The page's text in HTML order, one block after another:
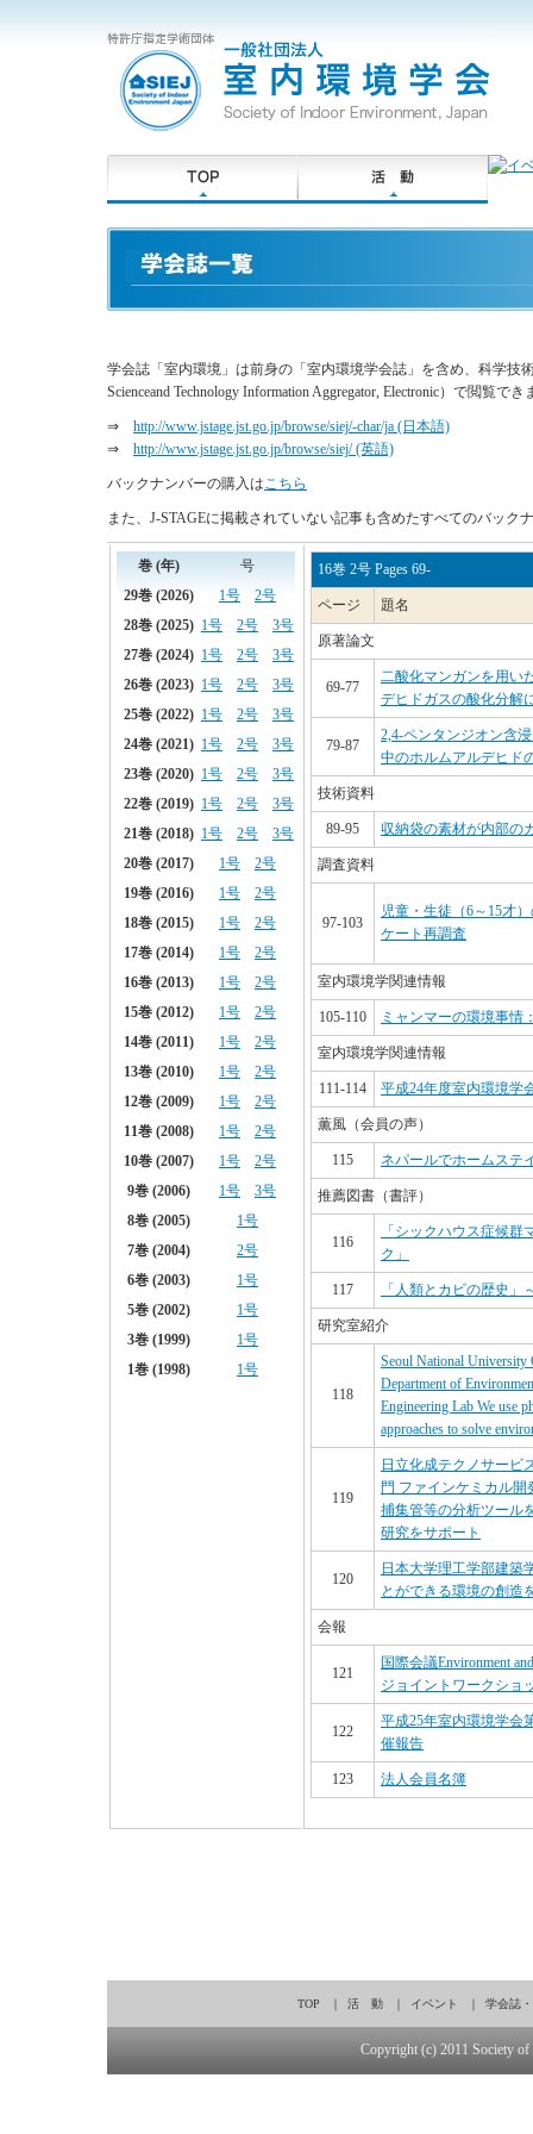
学会誌「室内環境」は前身の「室内環境学会誌」を含め、科学技
Scienceand Technology Information Aggregator, Electronic）で閲覧で
⇒ http://www.jstage.jst.go.jp/browse/siej/-char/ja (日本語)
⇒ http://www.jstage.jst.go.jp/browse/siej/ (英語)
バックナンバーの購入はこちら
また、J-STAGEに掲載されていない記事も含めたすべてのバック
16巻 2号 Pages 69-
ページ 題名
原著論文
69-77
二酸化マンガンを用い
デヒドガスの酸化分解
79-87
2,4-ペンタンジオン含
中のホルムアルデヒド
技術資料
89-95 収納袋の素材が内部の
調査資料
97-103
児童・生徒（6～15才
ケート再調査
室内環境学関連情報
105-110 ミャンマーの環境事情
室内環境学関連情報
111-114 平成24年度室内環境学
薫風（会員の声）
115 ネパールでホームステ
推薦図書（書評）
116
「シックハウス症候
ク」
117 「人類とカビの歴史」
研究室紹介
118
Seoul National University
Department of
Engineering Lab We use
approaches to solve
119
日立化成テクノサービ
門 ファインケミカル
捕集管等の分析ツール
研究をサポート
120
日本大学理工学部建築
とができる環境の創造
会報
121
国際会議Environment
ジョイントワークショ
122
平成25年室内環境学会
催報告
123 法人会員名簿
TOP ｜ 活 動 ｜ イベント ｜ 学会誌
Copyright (c) 2011 Society